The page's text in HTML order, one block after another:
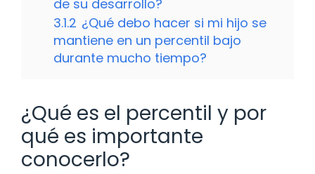
de su desarrollo?
3.1.2 ¿Qué debo hacer si mi hijo se
mantiene en un percentil bajo
durante mucho tiempo?
¿Qué es el percentil y por
qué es importante
conocerlo?